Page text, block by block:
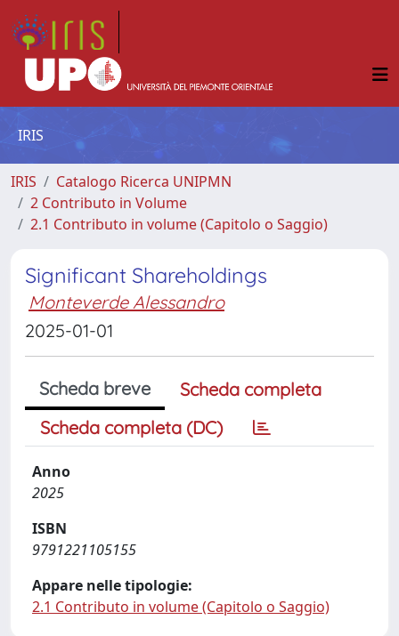
IRIS
IRIS
Catalogo Ricerca UNIPMN
2 Contributo in Volume
2.1 Contributo in volume (Capitolo o Saggio)
Significant Shareholdings
Monteverde Alessandro
2025-01-01
Scheda breve
Scheda completa
Scheda completa (DC)
Anno
2025
ISBN
9791221105155
Appare nelle tipologie:
2.1 Contributo in volume (Capitolo o Saggio)